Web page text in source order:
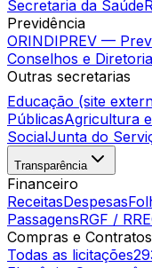
Secretaria da Saúde
Previdência
ORINDIPREV —
Conselhos e Diretoria
Outras secretarias
Educação (site
PúblicasAgricultura
SocialJunta do
Transparência
Financeiro
ReceitasDespesas
PassagensRGF /
Compras e Contratos
Todas as licitações